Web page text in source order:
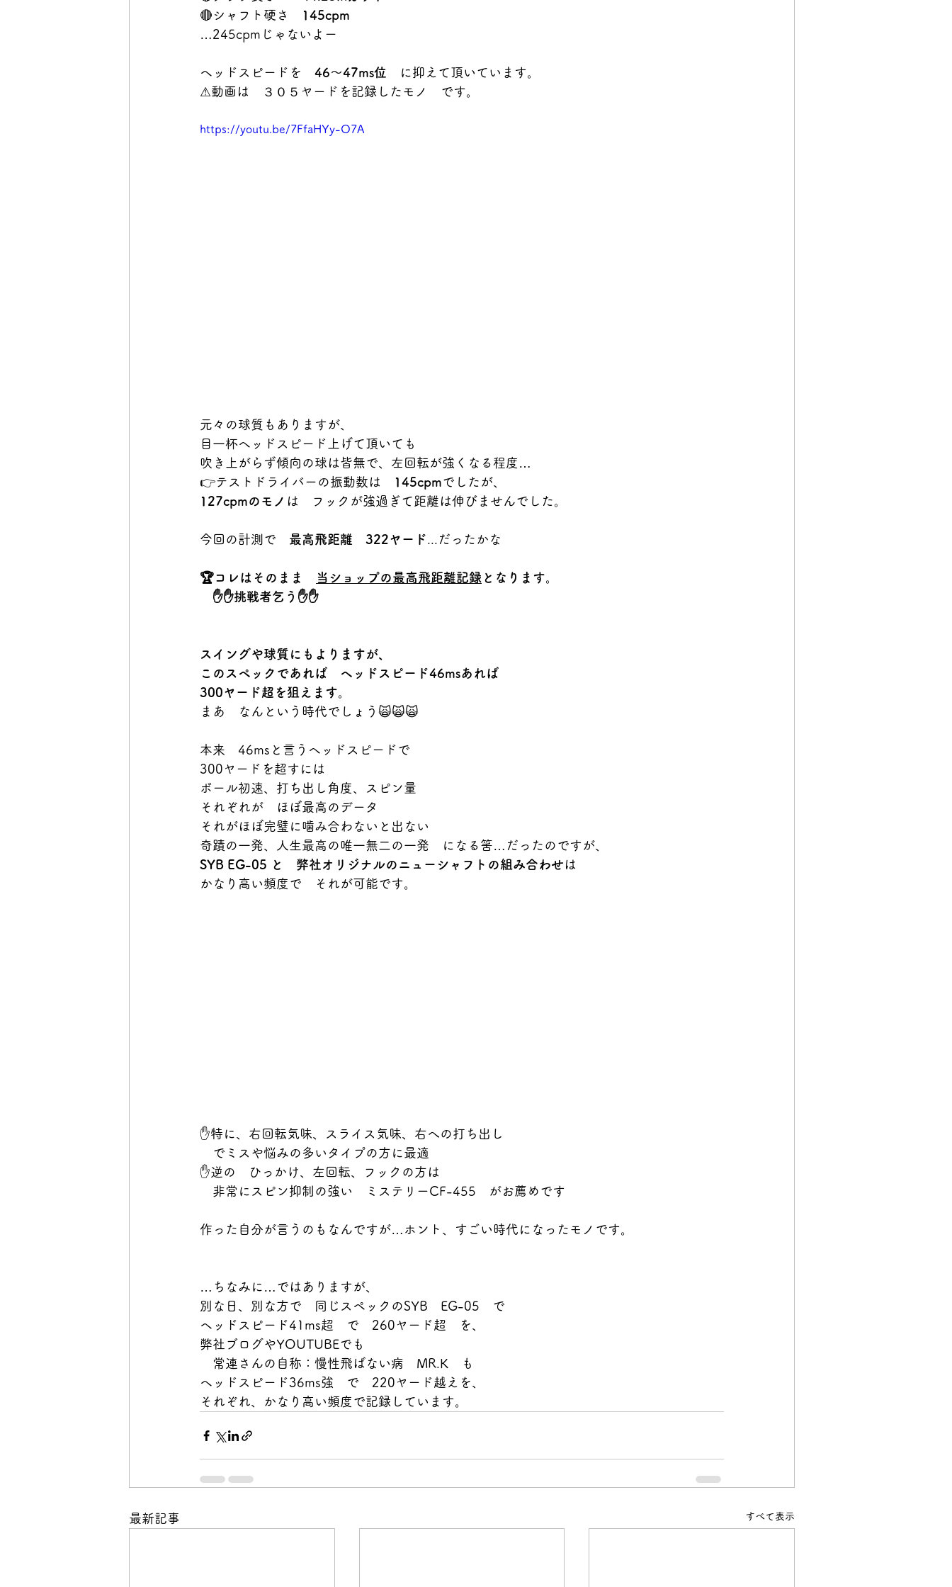
🔴シャフト硬さ
145cpm
…245cpmじゃないよー
ヘッドスピードを 46～47ms位 に抑えて頂いています。
⚠動画は　３０５ヤードを記録したモノ　です。
https://youtu.be/7FfaHYy-O7A
元々の球質もありますが、
目一杯ヘッドスピード上げて頂いても
吹き上がらず傾向の球は皆無で、左回転が強くなる程度…
👉テストドライバーの振動数は
145cpmでしたが、
127cpmのモノ は　フックが強過ぎて距離は伸びませんでした。
今回の計測で 最高飛距離　322ヤード ...だったかな
🏆コレはそのまま 当ショップの最高飛距離記録 となります。
✋✋挑戦者乞う✋✋
スイングや球質にもよりますが、
このスペックであれば　ヘッドスピード46msあれば
300ヤード超を狙えます。
まあ　なんという時代でしょう🙀🙀🙀
本来　46msと言うヘッドスピードで
300ヤードを超すには
ボール初速、打ち出し角度、スピン量
それぞれが　ほぼ最高のデータ
それがほぼ完璧に噛み合わないと出ない
奇蹟の一発、人生最高の唯一無二の一発　になる筈…だったのですが、
SYB EG-05 と　弊社オリジナルのニューシャフトの組み合わせ は
かなり高い頻度で　それが可能です。
✋特に、右回転気味、スライス気味、右への打ち出し
でミスや悩みの多いタイプの方に最適
✋逆の　ひっかけ、左回転、フックの方は
非常にスピン抑制の強い　ミステリーCF-455　がお薦めです
作った自分が言うのもなんですが…ホント、すごい時代になったモノです。
…ちなみに…ではありますが、
別な日、別な方で　同じスペックのSYB　EG-05　で
ヘッドスピード41ms超　で　260ヤード超　を、
弊社ブログやYOUTUBEでも
常連さんの自称：慢性飛ばない病　MR.K　も
ヘッドスピード36ms強　で　220ヤード越えを、
それぞれ、かなり高い頻度で記録しています。
最新記事 すべて表示